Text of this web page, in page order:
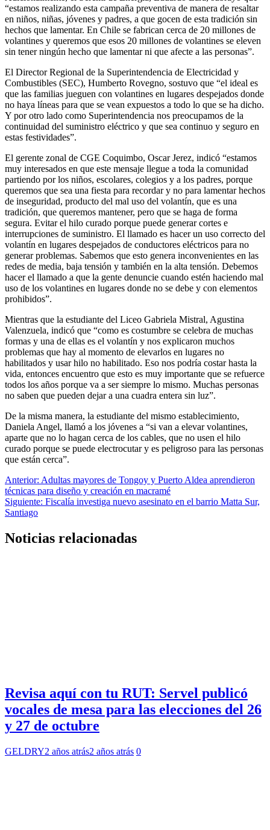
“estamos realizando esta campaña preventiva de manera de resaltar
en niños, niñas, jóvenes y padres, a que gocen de esta tradición sin
hechos que lamentar. En Chile se fabrican cerca de 20 millones de
volantines y queremos que esos 20 millones de volantines se eleven
sin tener ningún hecho que lamentar ni que afecte a las personas”.
El Director Regional de la Superintendencia de Electricidad y
Combustibles (SEC), Humberto Rovegno, sostuvo que “el ideal es
que las familias jueguen con volantines en lugares despejados donde
no haya líneas para que se vean expuestos a todo lo que se ha dicho.
Y por otro lado como Superintendencia nos preocupamos de la
continuidad del suministro eléctrico y que sea continuo y seguro en
estas festividades”.
El gerente zonal de CGE Coquimbo, Oscar Jerez, indicó “estamos
muy interesados en que este mensaje llegue a toda la comunidad
partiendo por los niños, escolares, colegios y a los padres, porque
queremos que sea una fiesta para recordar y no para lamentar hechos
de inseguridad, producto del mal uso del volantín, que es una
tradición, que queremos mantener, pero que se haga de forma
segura. Evitar el hilo curado porque puede generar cortes e
interrupciones de suministro. El llamado es hacer un uso correcto del
volantín en lugares despejados de conductores eléctricos para no
generar problemas. Sabemos que esto genera inconvenientes en las
redes de media, baja tensión y también en la alta tensión. Debemos
hacer el llamado a que la gente denuncie cuando estén haciendo mal
uso de los volantines en lugares donde no se debe y con elementos
prohibidos”.
Mientras que la estudiante del Liceo Gabriela Mistral, Agustina
Valenzuela, indicó que “como es costumbre se celebra de muchas
formas y una de ellas es el volantín y nos explicaron muchos
problemas que hay al momento de elevarlos en lugares no
habilitados y usar hilo no habilitado. Eso nos podría costar hasta la
vida, entonces encuentro que esto es muy importante que se refuerce
todos los años porque va a ser siempre lo mismo. Muchas personas
no saben que pueden dejar a una cuadra entera sin luz”.
De la misma manera, la estudiante del mismo establecimiento,
Daniela Angel, llamó a los jóvenes a “si van a elevar volantines,
aparte que no lo hagan cerca de los cables, que no usen el hilo
curado porque se puede electrocutar y es peligroso para las personas
que están cerca”.
Navegación
de
entradas
Anterior: Adultas mayores de Tongoy y Puerto Aldea aprendieron
técnicas para diseño y creación en macramé
Siguiente: Fiscalía investiga nuevo asesinato en el barrio Matta Sur,
Santiago
Noticias relacionadas
Revisa aquí con tu RUT: Servel publicó
vocales de mesa para las elecciones del 26
y 27 de octubre
GELDRY2 años atrás2 años atrás 0